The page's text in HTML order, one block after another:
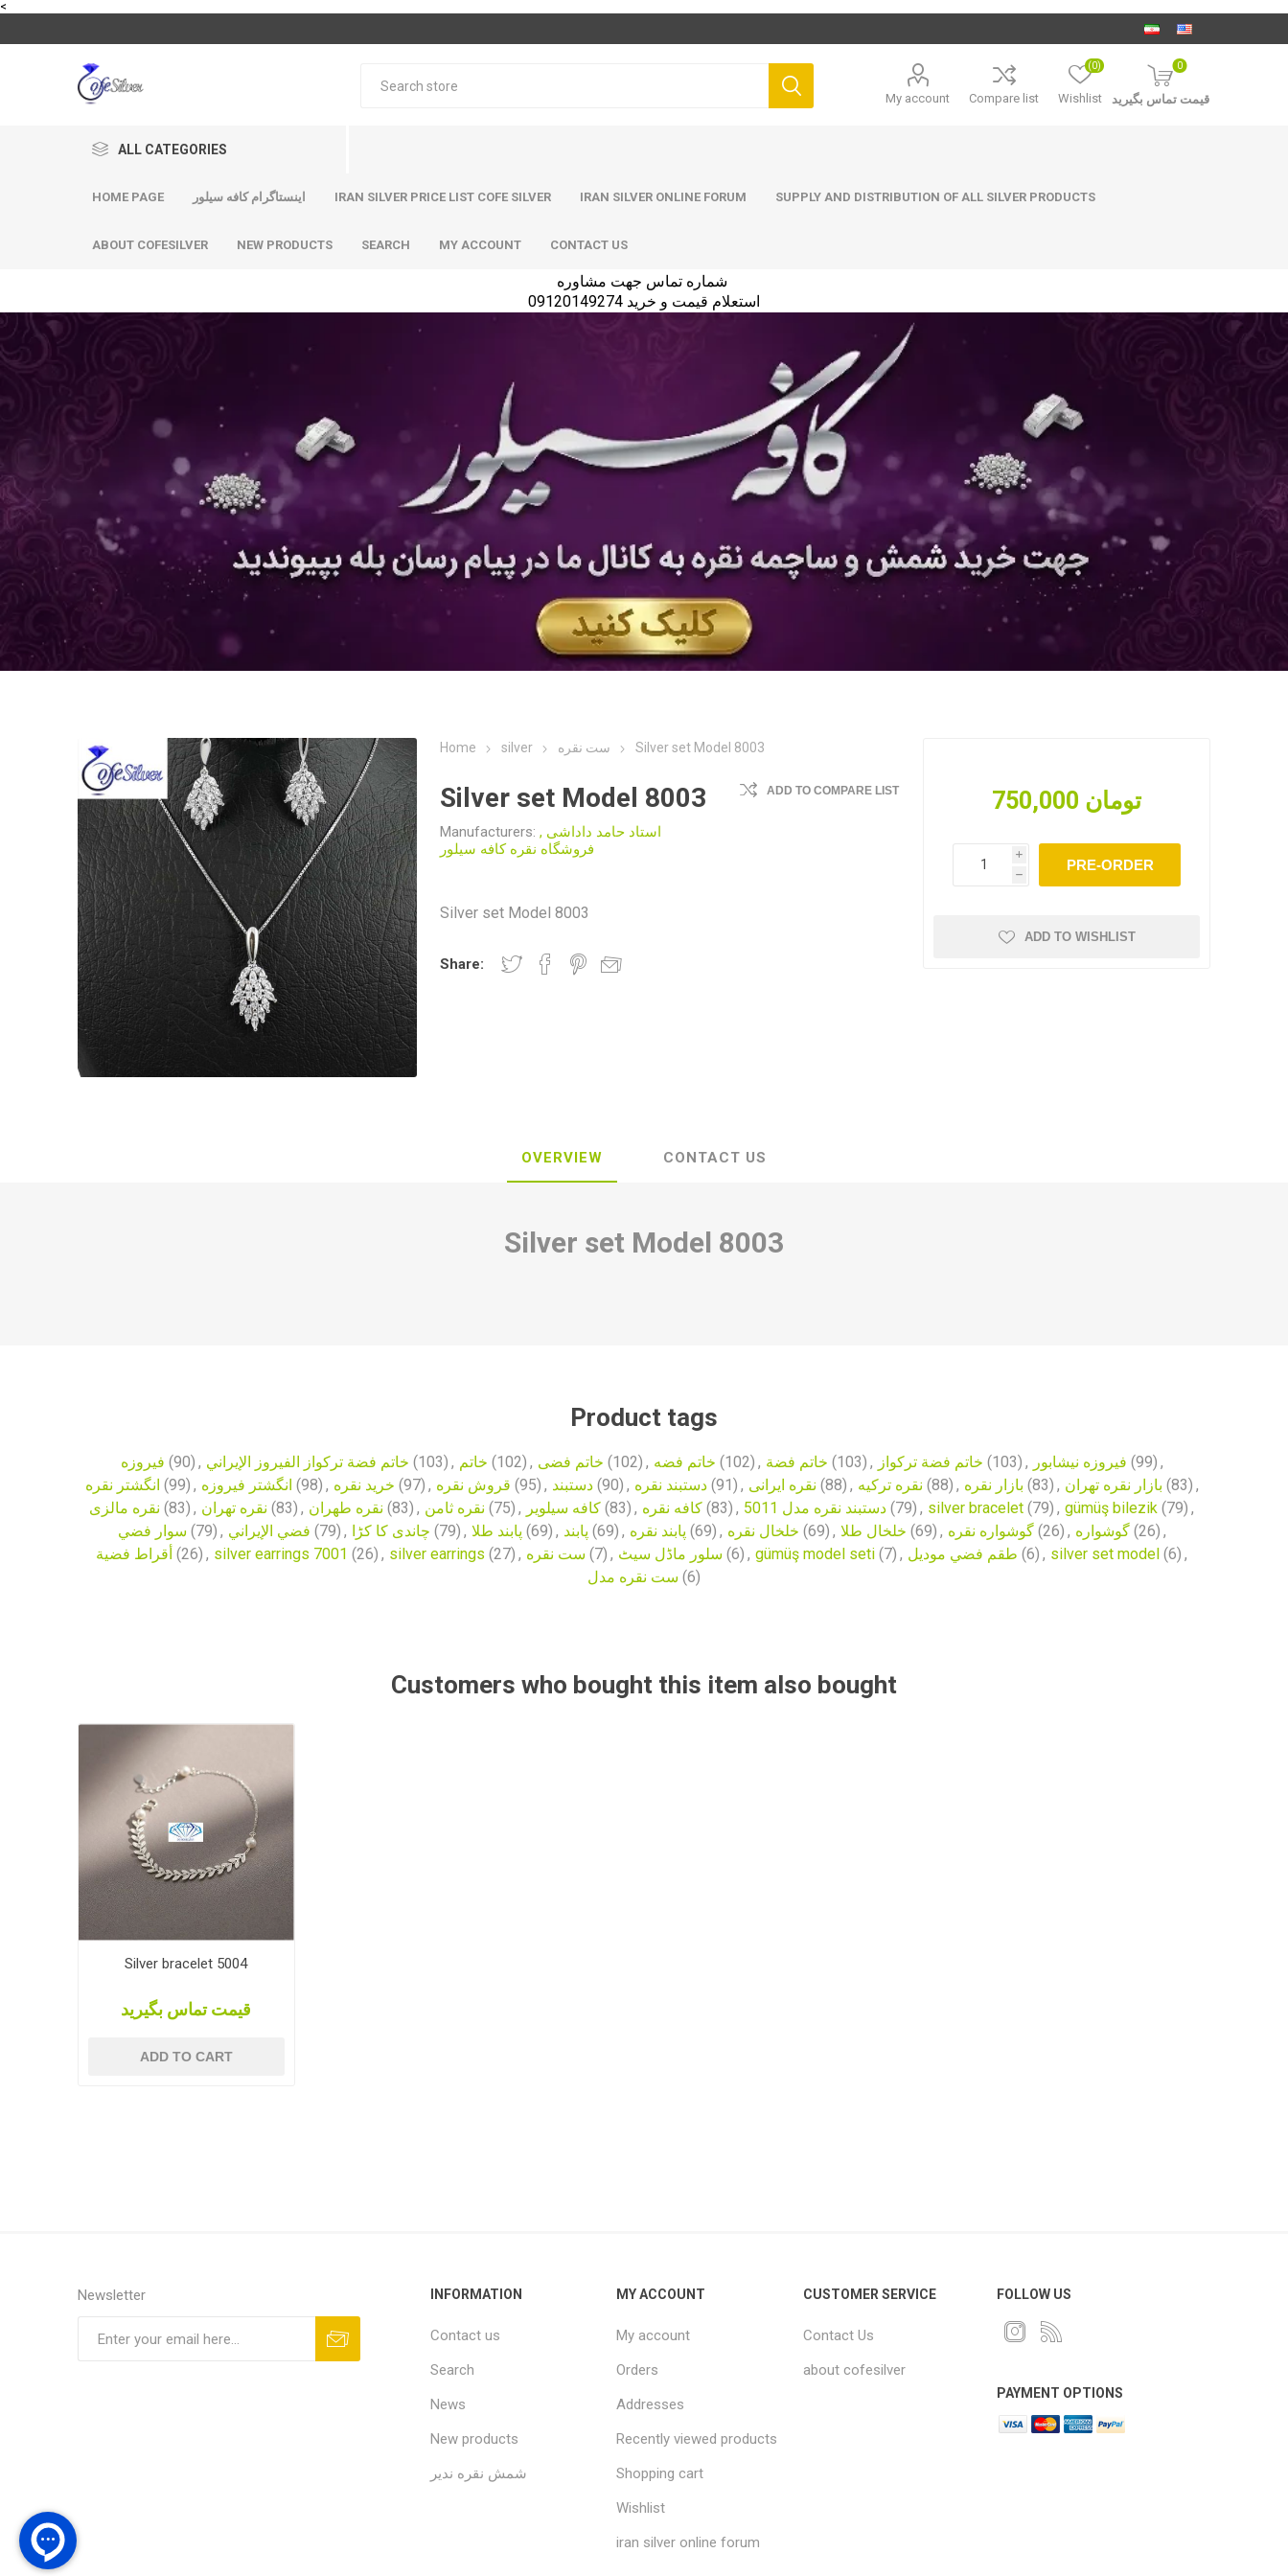
<
My account Compare list Wishlist
(0) 0
قیمت تماس بگیرید
ALL CATEGORIES
HOME PAGE اینستاگرام کافه سیلور IRAN SILVER PRICE LIST COFE SILVER IRAN SILVER ONLINE FORUM SUPPLY AND DISTRIBUTION OF ALL SILVER PRODUCTS
ABOUT COFESILVER NEW PRODUCTS SEARCH MY ACCOUNT CONTACT US
استعلام قیمت و خرید 09120149274
Home silver ست نقره Silver set Model 8003
Silver set Model 8003
Manufacturers: استاد حامد داداشی ,
فروشگاه نقره کافه سیلور
ADD TO COMPARE LIST
Silver set Model 8003
Share:
750,000 تومان
i
h
PRE-ORDER
ADD TO WISHLIST
OVERVIEW CONTACT US
Silver set Model 8003
Product tags
فیروزه (90) , خاتم فضة تركواز الفيروز الإيراني (103) , خاتم (102) , خاتم فضی (102) , خاتم فضه (102) , خاتم فضة (103) , خاتم فضة تركواز (103) , فیروزه نیشابور (99) ,
انگشتر نقره (99) , انگشتر فیروزه (98) , خرید نقره (97) , قروش نقره (95) , دستبند (90) , دستبند نقره (91) , نقره ایرانی (88) , نقره ترکیه (88) , بازار نقره (83) , بازار نقره تهران (83) ,
نقره مالزی (83) , نقره تهران (83) , نقره طهران (83) , نقره ثامن (75) , کافه سیلویر (83) , کافه نقره (83) , دستبند نقره مدل 5011 (79) , silver bracelet (79) , gümüş bilezik (79) ,
سوار فضي (79) , فضي الإيراني (79) , چاندی کا کڑا (79) , پابند طلا (69) , پابند (69) , پابند نقره (69) , خلخال نقره (69) , خلخال طلا (69) , گوشواره نقره (26) , گوشواره (26) ,
أقراط فضية (26) , silver earrings 7001 (26) , silver earrings (27) , ست نقره (7) , سلور ماڈل سیٹ (6) , gümüş model seti (7) , طقم فضي موديل (6) , silver set model (6) ,
ست نقره مدل (6)
Customers who bought this item also bought
Silver bracelet 5004
قیمت تماس بگیرید
ADD TO CART
Newsletter INFORMATION
Contact us
Search
News
New products
شمش نقره ندیر
MY ACCOUNT
My account
Orders
Addresses
Recently viewed products
Shopping cart
Wishlist
iran silver online forum
CUSTOMER SERVICE
Contact Us
about cofesilver
FOLLOW US
PAYMENT OPTIONS